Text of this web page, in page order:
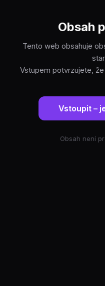
Obsah
Tento web obsahuje
Vstupem potvrzujete,
Vstoupit –
Obsah není